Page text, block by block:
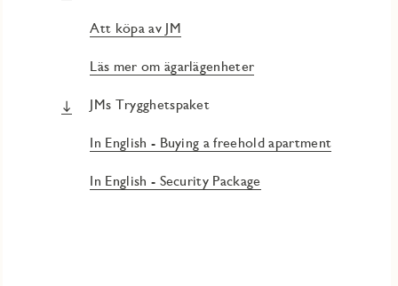
Att köpa av JM
Läs mer om ägarlägenheter
JMs Trygghetspaket
In English - Buying a freehold apartment
In English - Security Package